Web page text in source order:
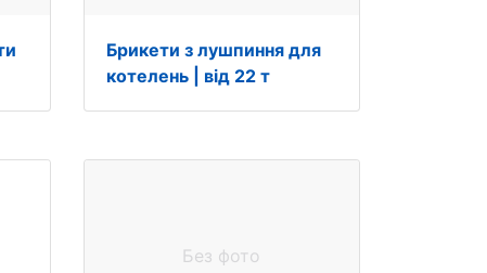
Брикети з лушпиння для
котелень | від 22 т
Без фото